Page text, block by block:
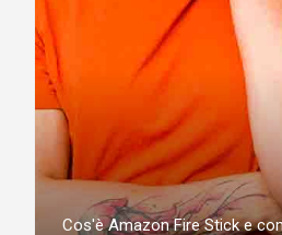
Cos'è Amazon Fire Stick e